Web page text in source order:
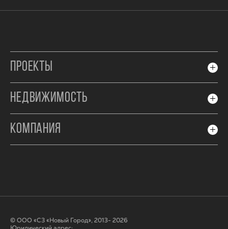
ПРОЕКТЫ
НЕДВИЖИМОСТЬ
КОМПАНИЯ
© ООО «СЗ «Новый Город», 2013- 2026